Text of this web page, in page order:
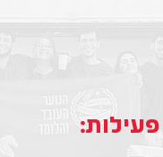
פעילות: